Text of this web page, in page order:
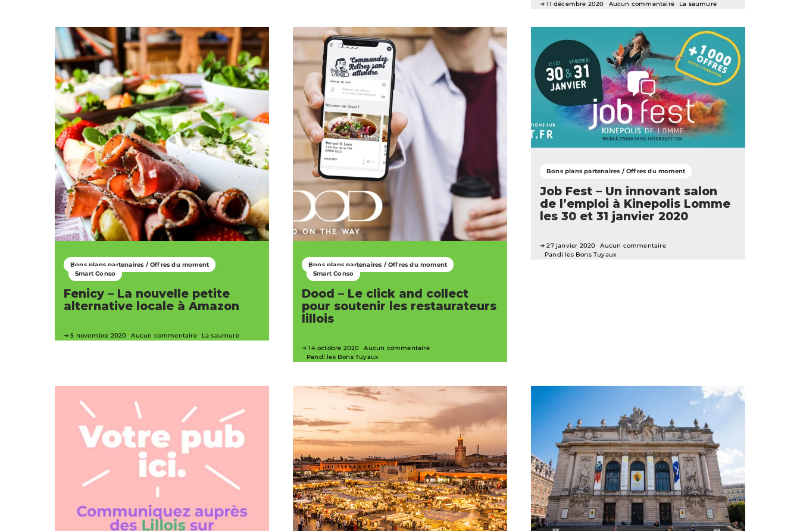
11 décembre 2020 Aucun commentaire La saumure
Bons plans partenaires / Offres du moment
Smart Conso
Fenicy – La nouvelle petite
alternative locale à Amazon
5 novembre 2020 Aucun commentaire La saumure
Bons plans partenaires / Offres du moment
Smart Conso
Dood – Le click and collect
pour soutenir les restaurateurs
lillois
14 octobre 2020
Aucun commentaire
Pandi les Bons Tuyaux
Bons plans partenaires / Offres du moment
Job Fest – Un innovant salon
de l’emploi à Kinepolis Lomme
les 30 et 31 janvier 2020
27 janvier 2020
Aucun commentaire
Pandi les Bons Tuyaux